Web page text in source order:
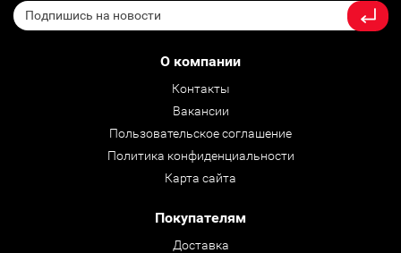
О компании
Контакты
Вакансии
Пользовательское соглашение
Политика конфиденциальности
Карта сайта
Покупателям
Доставка